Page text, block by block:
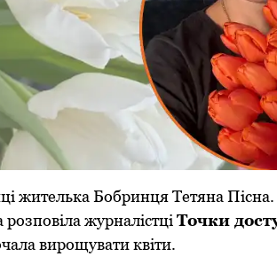
жителька Бобринця Тетяна Пісна.
розповіла журналістціТочки
вирощувати квіти.